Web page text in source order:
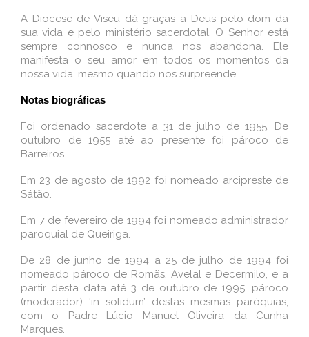
A Diocese de Viseu dá graças a Deus pelo dom da
sua vida e pelo ministério sacerdotal. O Senhor está
sempre connosco e nunca nos abandona. Ele
manifesta o seu amor em todos os momentos da
nossa vida, mesmo quando nos surpreende.
Notas biográficas
Foi ordenado sacerdote a 31 de julho de 1955. De
outubro de 1955 até ao presente foi pároco de
Barreiros.
Em 23 de agosto de 1992 foi nomeado arcipreste de
Sátão.
Em 7 de fevereiro de 1994 foi nomeado administrador
paroquial de Queiriga.
De 28 de junho de 1994 a 25 de julho de 1994 foi
nomeado pároco de Romãs, Avelal e Decermilo, e a
partir desta data até 3 de outubro de 1995, pároco
(moderador) ‘in solidum’ destas mesmas paróquias,
com o Padre Lúcio Manuel Oliveira da Cunha
Marques.